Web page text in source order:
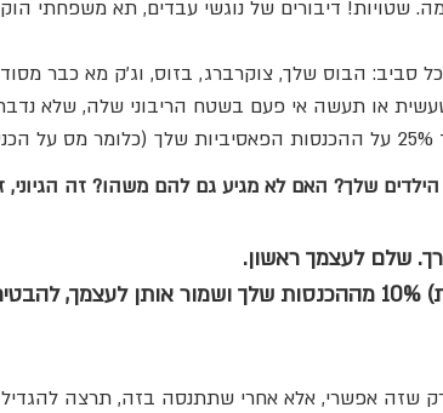
שטויות! דיבורים של נוגשי עבדים, תא משפחתי
שלך? האם לא מגיע גם להם משהו? זה
שלם לעצמך ראשון.
קח לעצמך (לפחות) 10% מההכנסות שלך ושמור
שזה אפשרי, אלא אחרי שתתנסה בזה, תרצה